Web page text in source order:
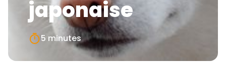
japonaise
5 minutes